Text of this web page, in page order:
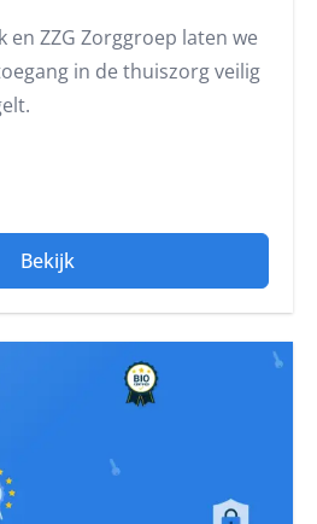
en ZZG Zorggroep laten we
in de thuiszorg veilig
Bekijk